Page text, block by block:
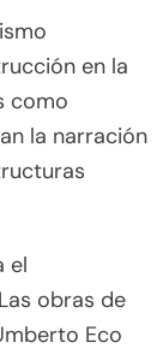
en la
como
la narración
el
obras de
Eco